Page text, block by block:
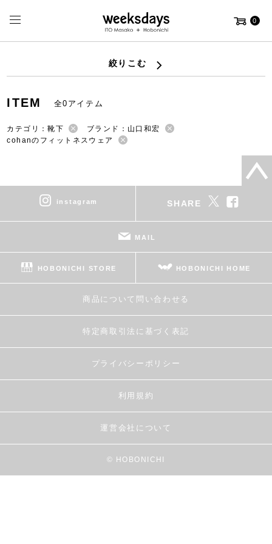
0
絞りこむ
ITEM 全0アイテム
カテゴリ：靴下
ブランド：山口和宏
cohanのフィットネスウェア
instagram SHARE
MAIL
HOBONICHI STORE HOBONICHI HOME
商品について問い合わせる
特定商取引法に基づく表記
プライバシーポリシー
利用規約
運営会社について
© HOBONICHI